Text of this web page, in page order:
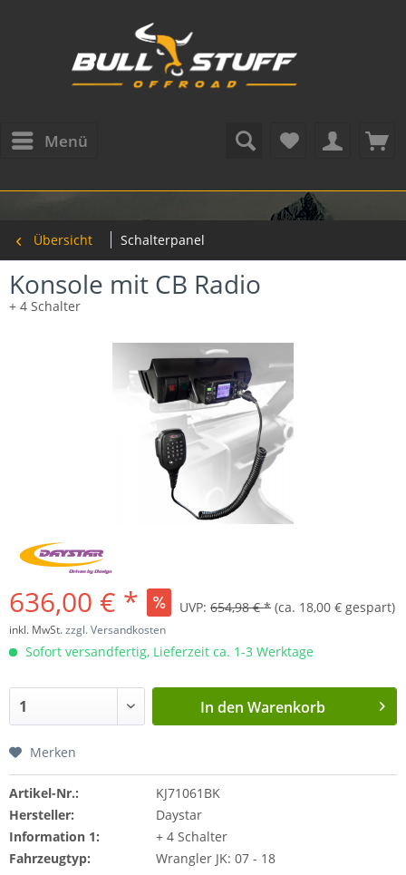
Menü
Übersicht Schalterpanel
Konsole mit CB Radio
+ 4 Schalter
636,00 € * UVP: 654,98 € * (ca. 18,00 € gespart)
inkl. MwSt.zzgl. Versandkosten
Sofort versandfertig, Lieferzeit ca. 1-3 Werktage
In den Warenkorb
Merken
Artikel-Nr.:
KJ71061BK
Hersteller:
Daystar
Information 1:
+ 4 Schalter
Fahrzeugtyp:
Wrangler JK: 07 - 18